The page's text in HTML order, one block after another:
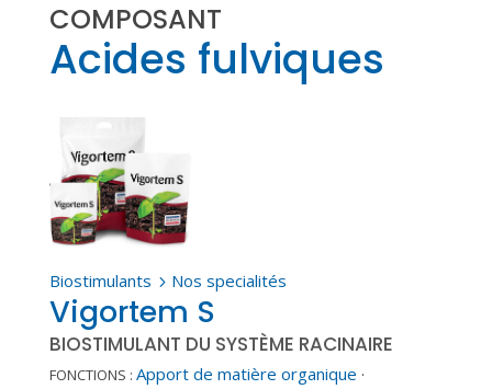
COMPOSANT
Acides fulviques
Biostimulants 5 Nos specialités
Vigortem S
BIOSTIMULANT DU SYSTÈME RACINAIRE
FONCTIONS : Apport de matière organique ·